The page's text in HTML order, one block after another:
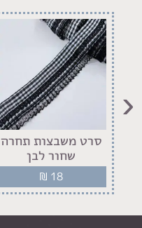
סרט משבצות תחרה
שחור לבן
₪ 18
‹